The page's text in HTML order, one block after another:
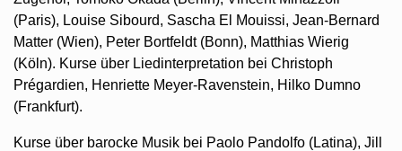
(Paris), Louise Sibourd, Sascha El Mouissi, Jean-Bernard
Matter (Wien), Peter Bortfeldt (Bonn), Matthias Wierig
(Köln). Kurse über Liedinterpretation bei Christoph
Prégardien, Henriette Meyer-Ravenstein, Hilko Dumno
(Frankfurt).
Kurse über barocke Musik bei Paolo Pandolfo (Latina), Jill